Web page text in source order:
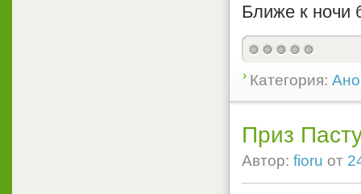
Ближе к ночи
Категория:
Приз
Автор: fioru от